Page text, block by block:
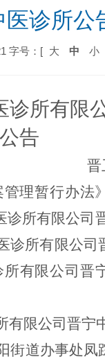
诊所公
字号：[ 大 中 小
所有限
告
晋
理暂行办法》
诊所有限公司
诊所有限公司
有限公司晋
有限公司晋宁
街道办事处凤